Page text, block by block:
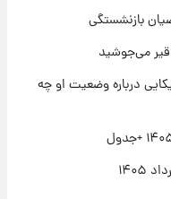
ایران‌خودرو و سایپا
می‌جوشید
درباره وضعیت او چه